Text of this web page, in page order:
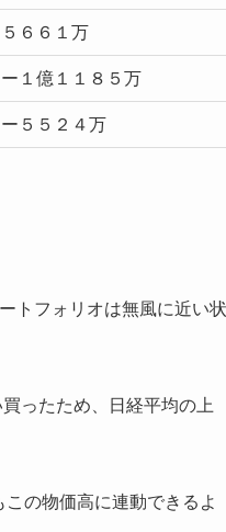
５６６１万
ー１億１１８５万
ー５５２４万
トフォリオは無風に近い状
ったため、日経平均の上
の物価高に連動できるよ